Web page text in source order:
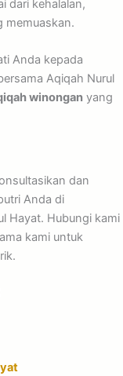
dari kehalalan,
memuaskan.
Anda kepada
Aqiqah Nurul
winongan yang
dan
Anda di
Hayat. Hubungi kami
kami untuk